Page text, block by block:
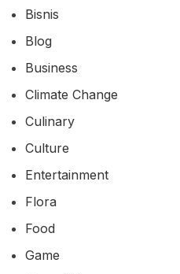
Bisnis
Blog
Business
Climate Change
Culinary
Culture
Entertainment
Flora
Food
Game